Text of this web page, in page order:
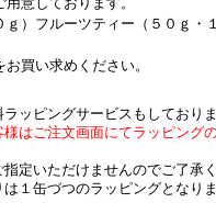
）フルーツティー（５０ｇ・
買い求めください。
ッピングサービスもしておりま
様はご注文画面にてラッピング
指定いただけませんのでご了承
１缶づつのラッピングとなり